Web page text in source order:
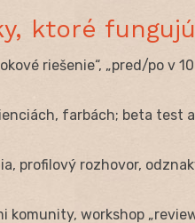
ktoré fungujú
riešenie“, „pred/po v
farbách; beta test
profilový rozhovor,
komunity, workshop